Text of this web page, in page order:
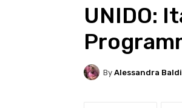
UNIDO:
By Alessandra